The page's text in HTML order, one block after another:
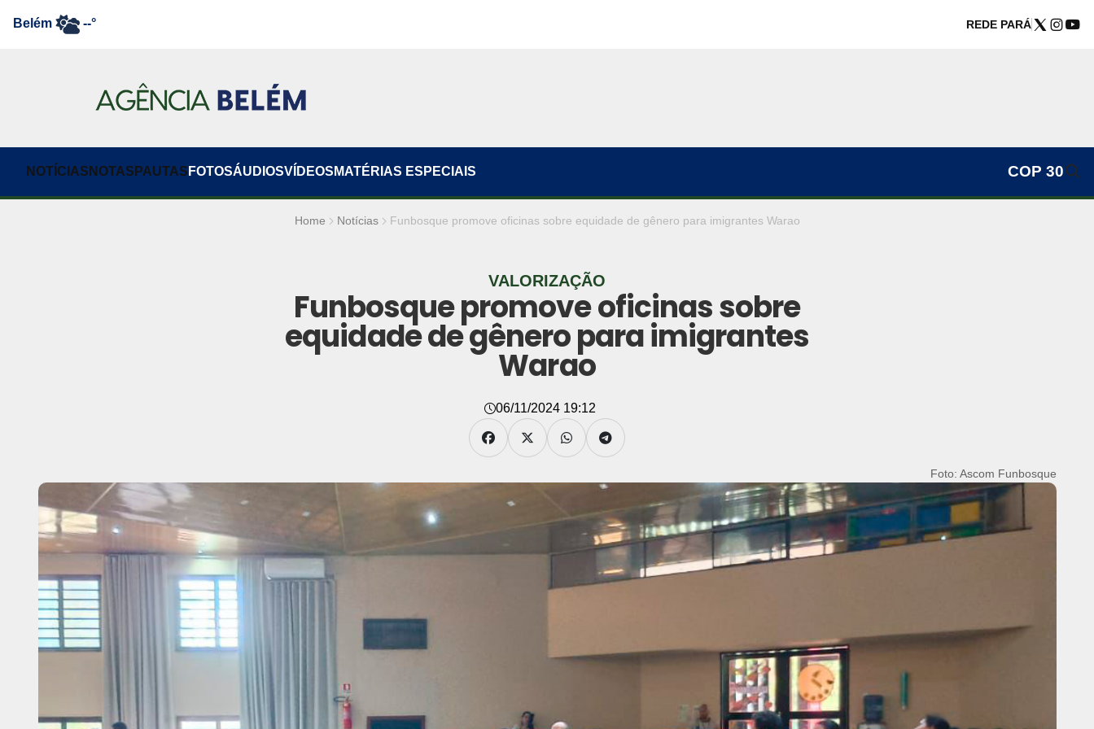
Belém --° REDE PARÁ
NOTÍCIAS NOTAS PAUTAS FOTOSÁUDIOSVÍDEOS MATÉRIAS ESPECIAIS COP 30
Home Notícias Funbosque promove oficinas sobre equidade de gênero para imigrantes Warao
VALORIZAÇÃO
Funbosque promove oficinas sobre
equidade de gênero para imigrantes
Warao
06/11/2024 19:12
Foto: Ascom Funbosque